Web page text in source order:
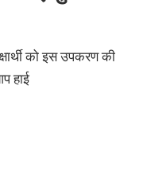
को इस उपकरण की
हाई